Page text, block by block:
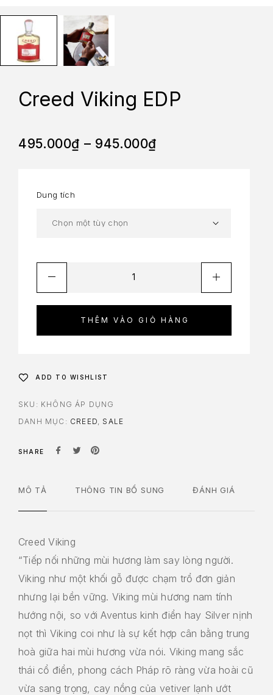
Creed Viking EDP
495.000₫ – 945.000₫
Dung tích
THÊM VÀO GIỎ HÀNG
ADD TO WISHLIST
SKU: KHÔNG ÁP DỤNG
DANH MỤC: CREED SALE
SHARE
MÔ TẢ THÔNG TIN BỔ SUNG ĐÁNH GIÁ
Creed Viking
“Tiếp nối những mùi hương làm say lòng người.
Viking như một khối gỗ được chạm trổ đơn giản
nhưng lại bền vững. Viking mùi hương nam tính
hướng nội, so với Aventus kinh điển hay Silver nịnh
nọt thì Viking coi như là sự kết hợp cân bằng trung
hoà giữa hai mùi hương vừa nói. Viking mang sắc
thái cổ điển, phong cách Pháp rõ ràng vừa hoài cũ
vừa sang trọng, cay nồng của vetiver lạnh ướt